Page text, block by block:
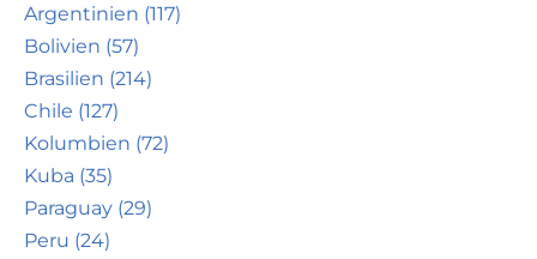
Argentinien (117)
Bolivien (57)
Brasilien (214)
Chile (127)
Kolumbien (72)
Kuba (35)
Paraguay (29)
Peru (24)